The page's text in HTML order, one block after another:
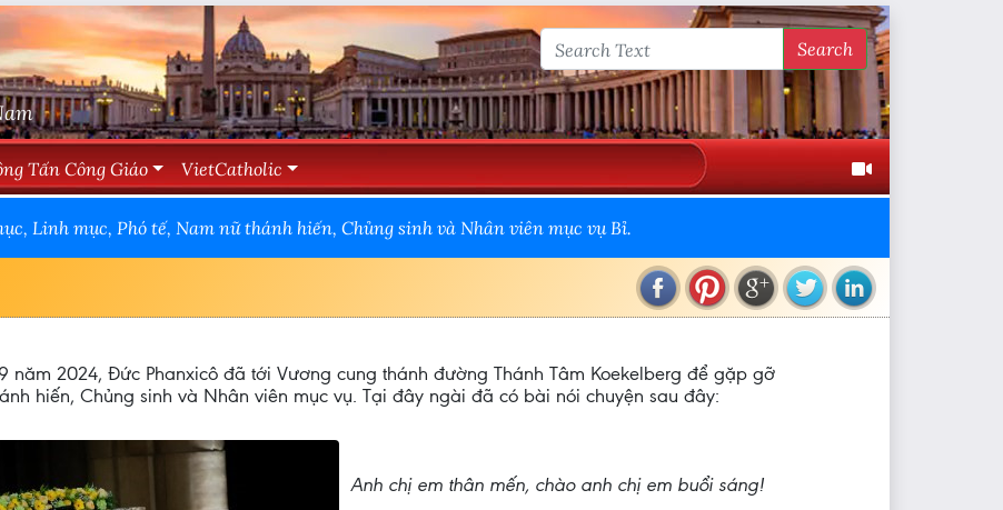
Search
Tấn Công Giáo VietCatholic
Linh mục, Phó tế, Nam nữ thánh hiến, Chủng sinh và Nhân viên mục vụ Bỉ.
năm 2024, Đức Phanxicô đã tới Vương cung thánh đường Thánh Tâm Koekelberg để gặp gỡ
hiến, Chủng sinh và Nhân viên mục vụ. Tại đây ngài đã có bài nói chuyện sau đây:
Anh chị em thân mến, chào anh chị em buổi sáng!